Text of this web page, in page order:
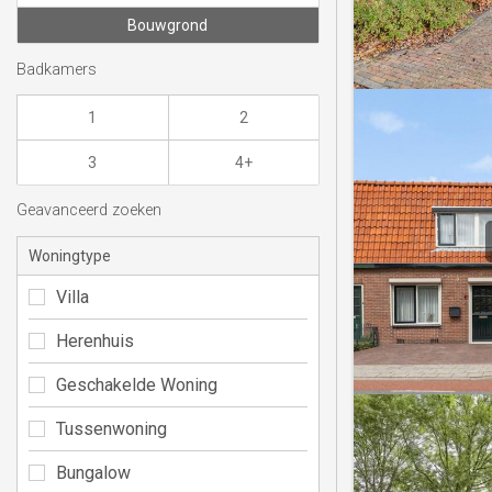
Bouwgrond
Badkamers
1 2
3 4+
Geavanceerd zoeken
Woningtype
Villa
Herenhuis
Geschakelde Woning
Tussenwoning
Bungalow